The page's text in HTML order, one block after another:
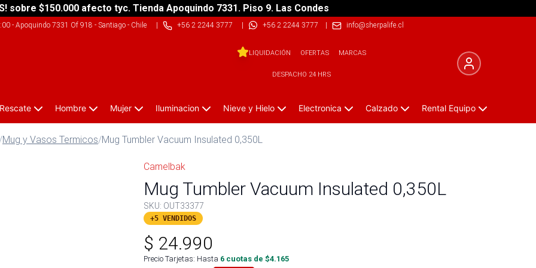
sobre $150.000 afecto tyc. Tienda Apoquindo 7331. Piso 9. Las Condes
- Apoquindo 7331 Of 918 - Santiago - Chile| +56 2 2244 3777 | +56 2 2244 3777 | info@sherpalife.cl
LIQUIDACIÓN OFERTAS MARCAS
DESPACHO 24 HRS
Hombre Mujer Iluminacion Nieve y Hielo Electronica Calzado Rental Equipo
Mug y Vasos Termicos/Mug Tumbler Vacuum Insulated 0,350L
Camelbak
Mug Tumbler Vacuum Insulated 0,350L
SKU: OUT33377
+5 VENDIDOS
$ 24.990
Precio Tarjetas: Hasta 6 cuotas de $4.165